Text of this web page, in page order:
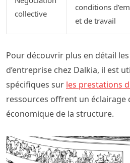
collective
conditions
et de travail
Pour découvrir plus en détail
d’entreprise chez Dalkia, il est
spécifiques sur les prestations
ressources offrent un éclairage
économique de la structure.